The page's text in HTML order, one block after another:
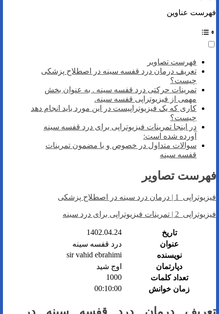
فهرست عناوین
فهرست تصاویر
تعریف درمان درد قفسه سینه در اصطلاح پزشکی
چیست؟
تمرینات حرکتی درد قفسه سینه . به عنوان بخش
مهمی از فیزیوتراپی قفسه سینه.
کاری که یک فیزیوتراپیست در این مورد باید انجام دهد
چیست؟
در اینجا تمرینات فیزیوتراپی برای درد قفسه سینه
آورده شده است:
سوالات متداول در خصوص و با مضمون تمرینات
قفسه سینه
فهرست تصاویر
فیزیوتراپی 1 | درمان درد سینه در اصطلاح پزشکی
فیزیوتراپی 2 | تمرینات فیزیوتراپی برای درد سینه
تاریخ
1402.04.24
عنوان
درد قفسه سینه
نویسنده
sir vahid ebrahimi
دپارتمان
اوج شید
تعداد کلمات
1000
زمان خوانش
00:10:00
تعریف درمان درد قفسه سینه در